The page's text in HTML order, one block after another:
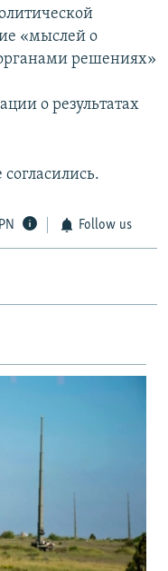
«мыслей о
решениях»
о результатах
Follow us